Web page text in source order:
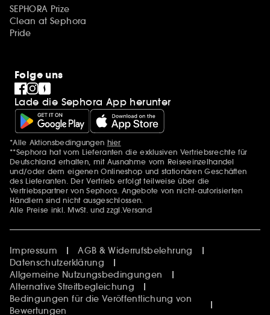
SEPHORA Prize
Clean at Sephora
Pride
Folge uns
Lade die Sephora App herunter
Zusätzlich Erwähnungen
*Alle Aktionsbedingungen hier
**Sephora hat vom Lieferanten die exklusiven Vertriebsrechte für
Deutschland erhalten, mit Ausnahme vom Reiseeinzelhandel
und/oder dem eigenen Onlineshop und stationären Geschäften
des Lieferanten. Der Vertrieb erfolgt teilweise über die
Vertriebspartner von Sephora. Angebote von nicht-autorisierten
Händlern sind nicht ausgeschlossen.
Alle Preise inkl. MwSt. und zzgl.Versand
Impressum
AGB & Widerrufsbelehrung
Datenschutzerklärung
Allgemeine Nutzungsbedingungen
Alternative Streitbegleichung
Bedingungen für die Veröffentlichung von
Bewertungen